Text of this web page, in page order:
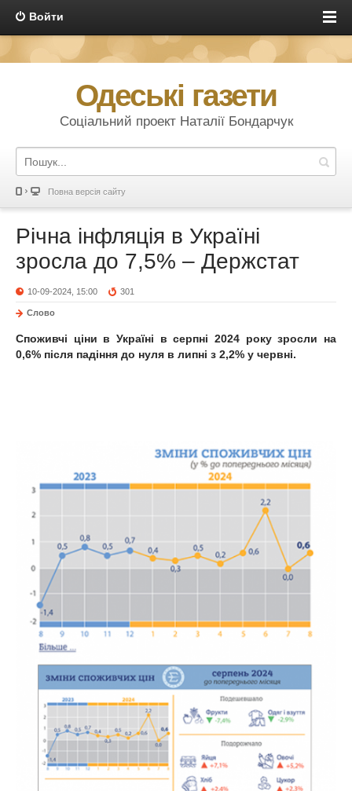
Войти
Одеські газети
Соціальний проект Наталії Бондарчук
Повна версія сайту
Річна інфляція в Україні
зросла до 7,5% – Держстат
10-09-2024, 15:00 301
Слово
Споживчі ціни в Україні в серпні 2024 року зросли на
0,6% після падіння до нуля в липні з 2,2% у червні.